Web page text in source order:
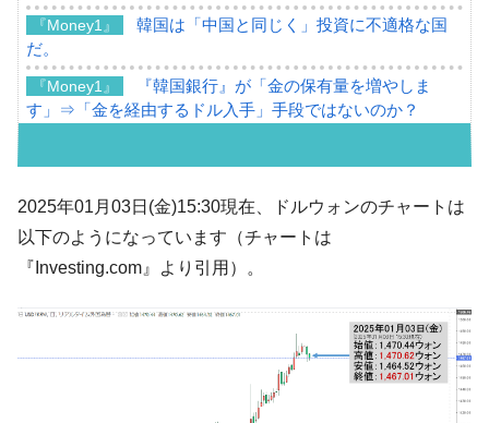
『Money1』
韓国は「中国と同じく」投資に不適格な国
だ。
『Money1』
『韓国銀行』が「金の保有量を増やしま
す」⇒「金を経由するドル入手」手段ではないのか？
ル」まで拡大 ⇒ 海外資金の動きに強く左右される状態
『Money1』
韓国･帰ってきた李在明。李在明を支持しな
い「50.5％」に上昇
『Money1』
韓国大統領府ボンクラ政策室長が告発され
断
韓国･警察職員が「丸刈りになって抗議活
中国だけが鉄鋼輸出を異常増加させる ⇒ 中
2025年01月03日(金)15:30現在、ドルウォンのチャートは
以下のようになっています（チャートは
『Investing.com』より引用）。